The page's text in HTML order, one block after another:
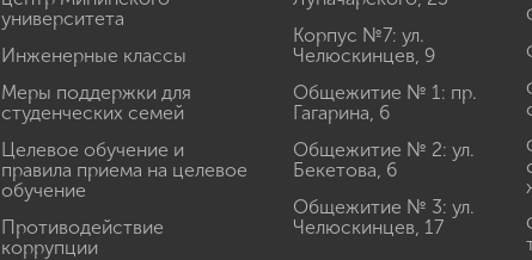
университета
Инженерные классы
Меры поддержки для
студенческих семей
Целевое обучение и
правила приема на целевое
обучение
Противодействие
коррупции
Корпус №7: ул.
Челюскинцев, 9
Общежитие № 1: пр.
Гагарина, 6
Общежитие № 2: ул.
Бекетова, 6
Общежитие № 3: ул.
Челюскинцев, 17